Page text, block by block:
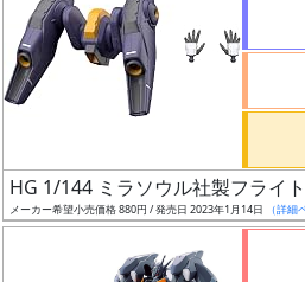
あ
り
価
定
予
HG 1/144 ミラソウル社製フライ
メーカー希望小売価格 880円 / 発売日 2023年1月14日 （詳細